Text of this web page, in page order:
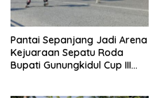
Pantai Sepanjang Jadi Arena
Kejuaraan Sepatu Roda
Bupati Gunungkidul Cup III